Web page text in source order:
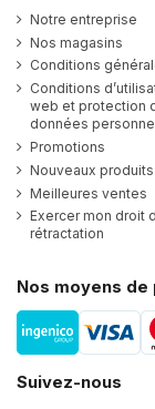
Notre entreprise
Nos magasins
Conditions
Conditions
web et protection
données
Promotions
Nouveaux produits
Meilleures ventes
Exercer mon droit
rétractation
Nos moyens de
Suivez-nous